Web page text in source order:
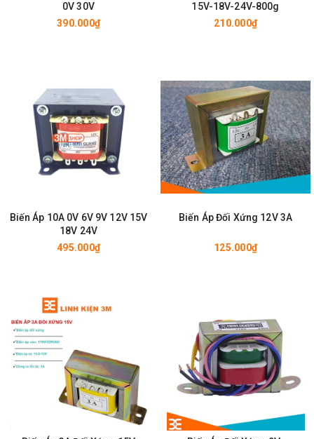
0V 30V
390.000₫
15V-18V-24V-800g
210.000₫
Biến Áp 10A 0V 6V 9V 12V 15V
18V 24V
495.000₫
Biến Áp Đối Xứng 12V 3A
125.000₫